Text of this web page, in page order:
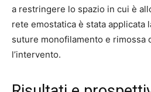
a restringere lo spazio in cui è
rete emostatica è stata applicata
suture monofilamento e rimossa
l’intervento.